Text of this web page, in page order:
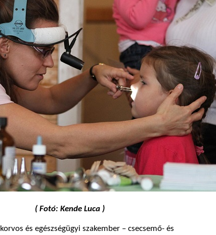
( Fotó: Kende Luca )
és egészségügyi szakember – csecsemő- és